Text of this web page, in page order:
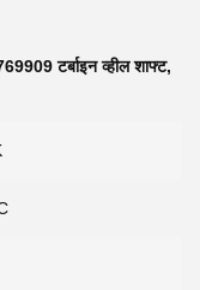
टर्बाइन व्हील शाफ्ट,